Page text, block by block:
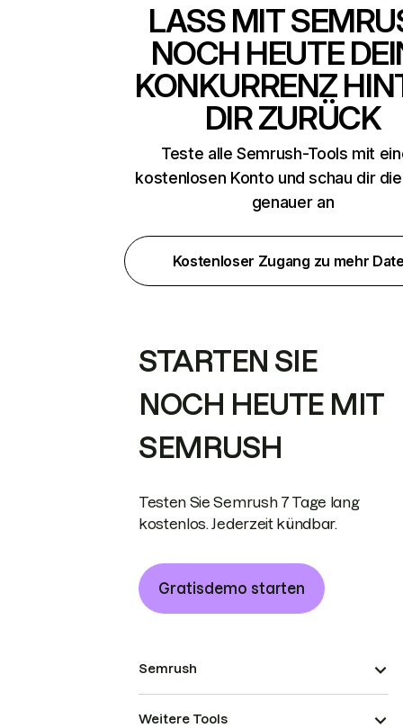
LASS MIT
NOCH HEUTE
KONKURRENZ
DIR ZURÜCK
Teste alle Semrush-Tools mit
kostenlosen Konto und schau dir
genauer an
Kostenloser Zugang zu mehr
STARTEN SIE
NOCH HEUTE MIT
SEMRUSH
Testen Sie Semrush 7 Tage lang
kostenlos. Jederzeit kündbar.
Gratisdemo starten
Semrush
Weitere Tools